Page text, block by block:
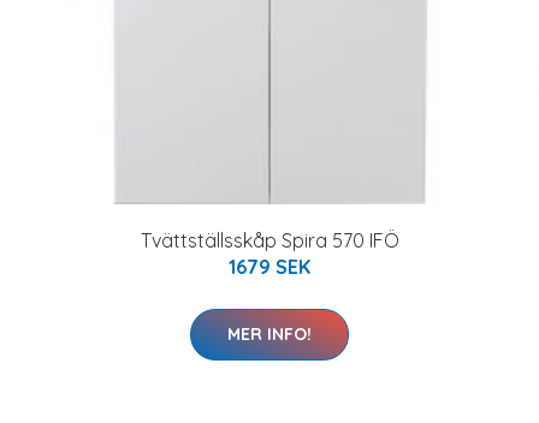
Tvättställsskåp Spira 570 IFÖ
1679 SEK
MER INFO!